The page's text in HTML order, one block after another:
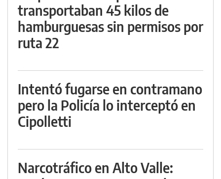
transportaban 45 kilos de
hamburguesas sin permisos por
ruta 22
Intentó fugarse en contramano
pero la Policía lo interceptó en
Cipolletti
Narcotráfico en Alto Valle: